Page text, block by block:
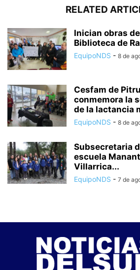
RELATED
Inician obras
Biblioteca de
EquipoNDS - 8 de
Cesfam de
conmemora la
de la lactancia
EquipoNDS - 8 de
Subsecretaria
escuela
Villarrica...
EquipoNDS - 7 de